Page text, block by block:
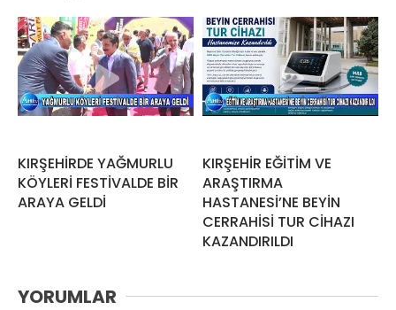
KIRŞEHİRDE YAĞMURLU
KÖYLERİ FESTİVALDE BİR
ARAYA GELDİ
KIRŞEHİR EĞİTİM VE
ARAŞTIRMA
HASTANESİ’NE BEYİN
CERRAHİSİ TUR CİHAZI
KAZANDIRILDI
YORUMLAR